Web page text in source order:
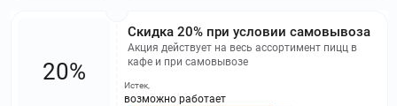
Скидка 20% при условии самовывоза
Акция действует на весь ассортимент пицц в
кафе и при самовывозе
20%
Истек,
возможно работает